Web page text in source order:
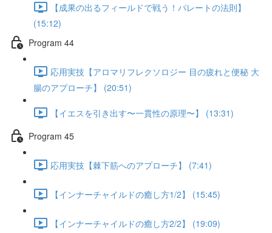
【成果の出るフィールドで戦う！パレートの法則】
(15:12)
Program 44
応用実技【アロマリフレクソロジー 目の疲れと便秘 大
腸のアプローチ】 (20:51)
【イエスを引き出す〜一貫性の原理〜】 (13:31)
Program 45
応用実技【棘下筋へのアプローチ】 (7:41)
【インナーチャイルドの癒し方1/2】 (15:45)
【インナーチャイルドの癒し方2/2】 (19:09)